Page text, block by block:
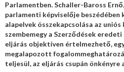
Parlamentben. Schaller-Baross
parlamenti képviselője
alapelvek összekapcsolása az
szembemegy a Szerződések eredeti
eljárás objektíven értelmezhető,
megalapozott
teljesül, az eljárás csupán önkényre